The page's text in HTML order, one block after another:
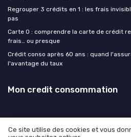
Regrouper 3 crédits en 1 : les frais
pas
Carte 0 : comprendre la carte de crédit
frais… ou presque
Crédit conso après 60 ans : quand
l'avantage du taux
Mon credit consommation
Ce site utilise des cookies et vous